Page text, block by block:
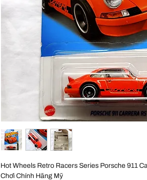
Hot Wheels Retro Racers Series Porsche 911
Chơi Chính Hãng Mỹ